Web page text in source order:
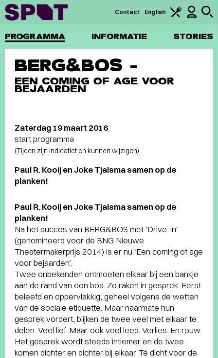
PROGRAMMA INFORMATIE STORIES
Contact English
BERG&BOS –
EEN COMING OF AGE VOOR
BEJAARDEN
Zaterdag 19 maart 2016
start programma
(Tijden zijn indicatief en kunnen wijzigen)
Paul R. Kooij en Joke Tjalsma samen op de
planken!
Paul R. Kooij en Joke Tjalsma samen op de
planken!
Na het succes van BERG&BOS met ‘Drive-in’
(genomineerd voor de BNG Nieuwe
Theatermakerprijs 2014) is er nu ‘Een coming of age
voor bejaarden’.
Twee onbekenden ontmoeten elkaar bij een bankje
aan de rand van een bos. Ze raken in gesprek. Eerst
beleefd en oppervlakkig, geheel volgens de wetten
van de sociale etiquette. Maar naarmate hun
gesprek vordert, blijken de twee veel met elkaar te
delen. Veel lief. Maar ook veel leed. Verlies. En rouw.
Het gesprek wordt steeds intiemer en de twee
komen dichter en dichter bij elkaar. Té dicht voor de